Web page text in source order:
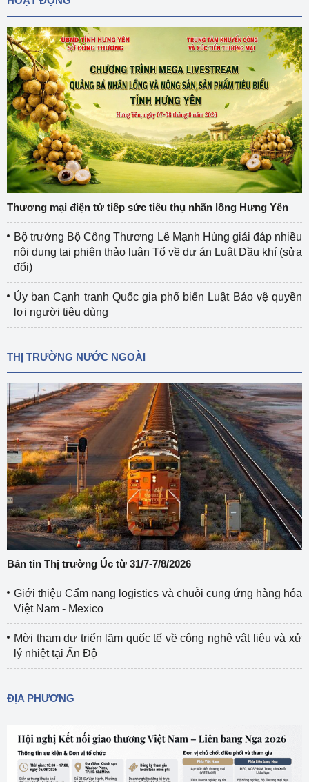
Thương mại điện tử tiếp sức tiêu thụ nhãn lồng Hưng Yên
Bộ trưởng Bộ Công Thương Lê Mạnh Hùng giải đáp nhiều
nội dung tại phiên thảo luận Tổ về dự án Luật Dầu khí (sửa
đổi)
Ủy ban Cạnh tranh Quốc gia phổ biến Luật Bảo vệ quyền
lợi người tiêu dùng
THỊ TRƯỜNG NƯỚC NGOÀI
Bản tin Thị trường Úc từ 31/7-7/8/2026
Giới thiệu Cẩm nang logistics và chuỗi cung ứng hàng hóa
Việt Nam - Mexico
Mời tham dự triển lãm quốc tế về công nghệ vật liệu và xử
lý nhiệt tại Ấn Độ
ĐỊA PHƯƠNG